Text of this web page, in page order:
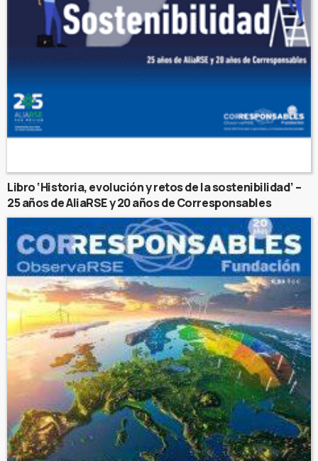
Libro ‘Historia, evolución y retos de la sostenibilidad’ –
25 años de AliaRSE y 20 años de Corresponsables